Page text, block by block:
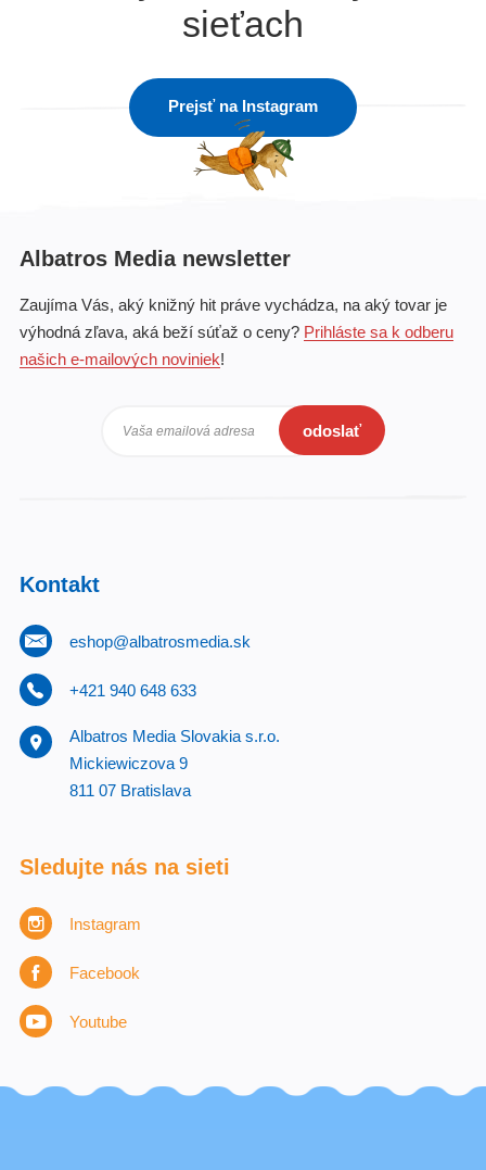
sieťach
Prejsť na Instagram
Albatros Media newsletter
Zaujíma Vás, aký knižný hit práve vychádza, na aký tovar je
výhodná zľava, aká beží súťaž o ceny? Prihláste sa k odberu
našich e-mailových noviniek!
Vaša emailová adresa odoslať
Kontakt
eshop@albatrosmedia.sk
+421 940 648 633
Albatros Media Slovakia s.r.o.
Mickiewiczova 9
811 07 Bratislava
Sledujte nás na sieti
Instagram
Facebook
Youtube